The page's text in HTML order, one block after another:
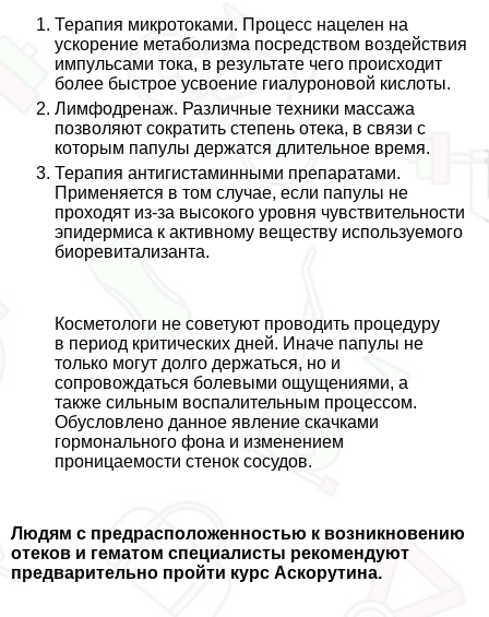
Терапия микротоками. Процесс нацелен на
ускорение метаболизма посредством воздействия
импульсами тока, в результате чего происходит
более быстрое усвоение гиалуроновой кислоты.
Лимфодренаж. Различные техники массажа
позволяют сократить степень отека, в связи с
которым папулы держатся длительное время.
Терапия антигистаминными препаратами.
Применяется в том случае, если папулы не
проходят из-за высокого уровня чувствительности
эпидермиса к активному веществу используемого
биоревитализанта.
Косметологи не советуют проводить процедуру
в период критических дней. Иначе папулы не
только могут долго держаться, но и
сопровождаться болевыми ощущениями, а
также сильным воспалительным процессом.
Обусловлено данное явление скачками
гормонального фона и изменением
проницаемости стенок сосудов.
Людям с предрасположенностью к возникновению
отеков и гематом специалисты рекомендуют
предварительно пройти курс Аскорутина.